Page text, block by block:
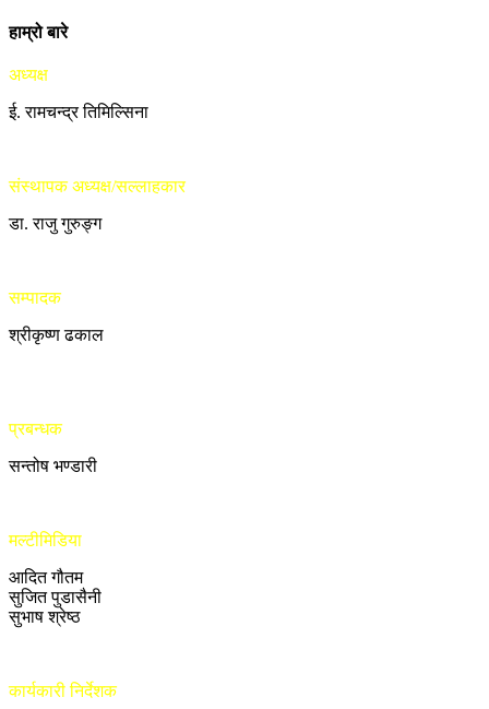
हाम्रो बारे
अध्यक्ष
ई. रामचन्द्र तिमिल्सिना
संस्थापक अध्यक्ष/सल्लाहकार
डा. राजु गुरुङ्ग
सम्पादक
श्रीकृष्ण ढकाल
प्रबन्धक
सन्तोष भण्डारी
मल्टीमिडिया
आदित गौतम
सुजित पुडासैनी
सुभाष श्रेष्ठ
कार्यकारी निर्देशक